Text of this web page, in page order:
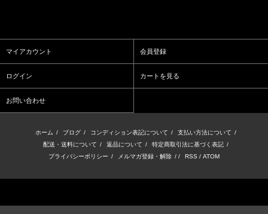
マイアカウント 会員登録
ログイン カートを見る
お問い合わせ
ホーム / ブログ / コンディション表記について / 支払い方法について /
配送・送料について / 返品について / 特定商取引法に基づく表記 /
プライバシーポリシー / メルマガ登録・解除 / / RSS / ATOM